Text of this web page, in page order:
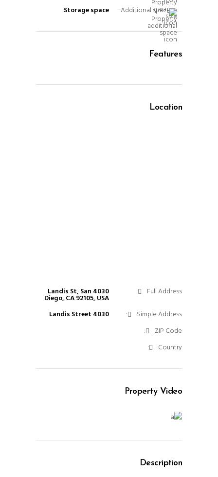
Additional space:
Storage space
Features
Location
Full Address:
4030 Landis St, San
Diego, CA 92105, USA
Simple Address:
4030 Landis Street
ZIP Code:
Country:
Property Video
Description